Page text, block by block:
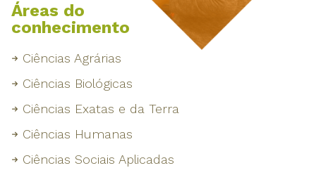
Áreas do
conhecimento
Ciências Agrárias
Ciências Biológicas
Ciências Exatas e da Terra
Ciências Humanas
Ciências Sociais Aplicadas